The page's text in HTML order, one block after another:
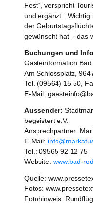
Fest“, verspricht
und ergänzt:
der
gewünscht hat – das
Buchungen und
Gästeinformation Bad
Am Schlossplatz,
Tel. (09564) 15 50,
E-Mail:
Aussender:
begeistert e.V.
Ansprechpartner:
E-Mail:
Tel.: 09565 92 12 75
Website: www.bad-
Quelle:
Fotos:
Fotohinweis: